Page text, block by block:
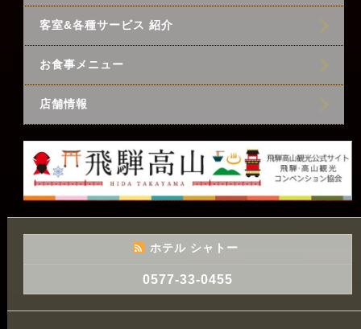
客室&各種サービス 紹介
お食事メニュー
店舗情報
ホテル シャトー
0577-33-0455